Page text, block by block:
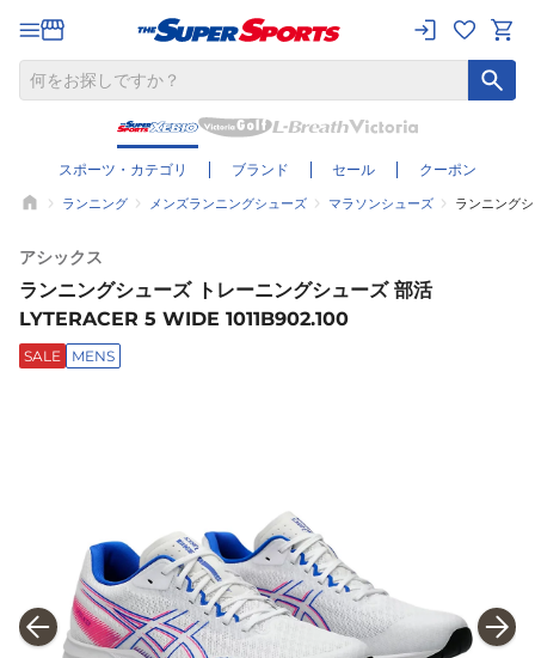
スポーツ・カテゴリ ブランド セール クーポン
ランニング メンズランニングシューズ マラソンシューズ ランニング
アシックス
ランニングシューズ トレーニングシューズ 部活
LYTERACER 5 WIDE 1011B902.100
SALE MENS